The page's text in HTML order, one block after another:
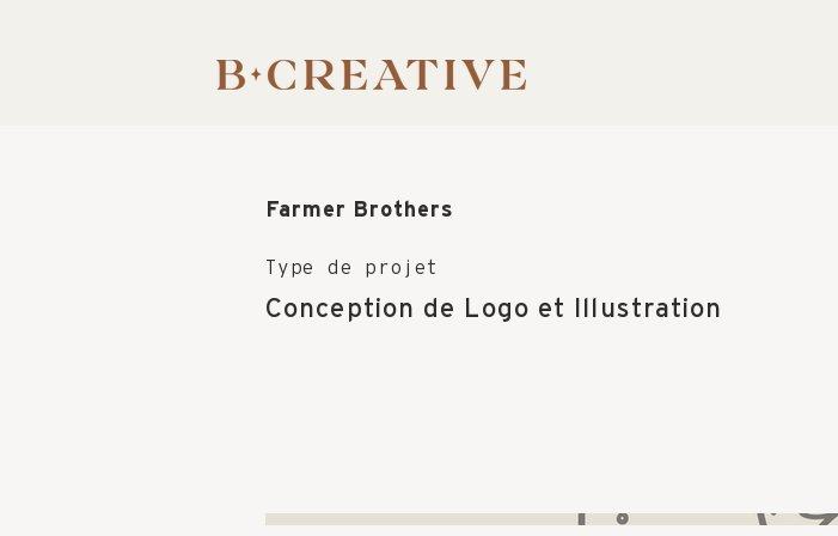
Farmer Brothers
Type de projet
Conception de Logo et Illustration